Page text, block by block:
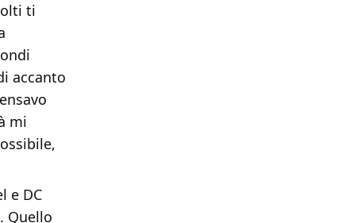
ti
accanto
mi
e DC
Quello